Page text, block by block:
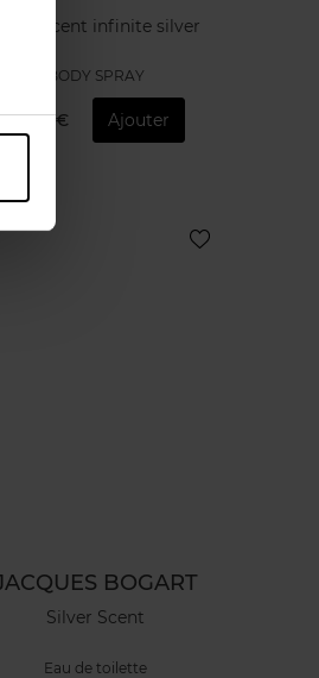
Silver scent infinite silver
BODY SPRAY
28,90 € Ajouter
BOGART
Silver Scent
Eau de toilette